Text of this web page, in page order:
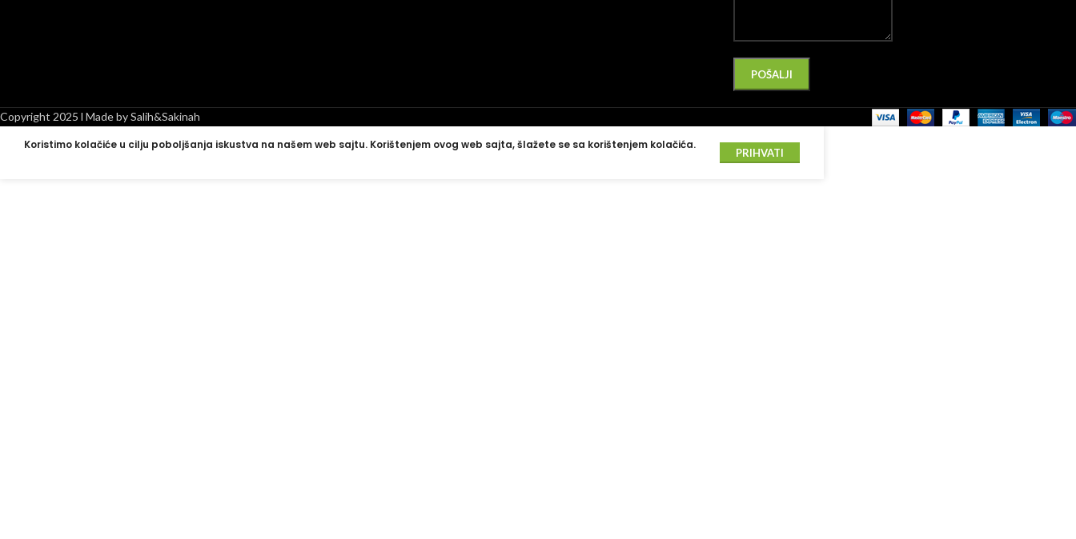
Copyright 2025 l Made by Salih&Sakinah
Koristimo kolačiće u cilju poboljšanja iskustva na našem web sajtu. Korištenjem ovog web sajta, šlažete se sa korištenjem kolačića.
PRIHVATI